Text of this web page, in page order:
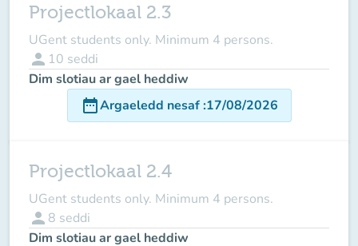
Projectlokaal 2.3
UGent students only. Minimum 4 persons.
person 10 seddi
Dim slotiau ar gael heddiw
date_rangeArgaeledd nesaf:17/08/2026
Projectlokaal 2.4
UGent students only. Minimum 4 persons.
person 8 seddi
Dim slotiau ar gael heddiw